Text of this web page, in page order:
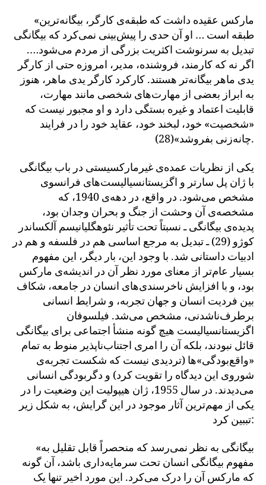
«مارکس عقیده داشت که طبقه‌ی کارگر، بیگانه‌ترین
طبقه است … او آن حدی را پیش‌بینی نمی‌کرد که بیگانگی
تبدیل به سرنوشت اکثریت بزرگی از مردم می‌شود….
اگر نه که کارمند، فروشنده، مدیر، امروزه حتی از کارگر
یدی ماهر بیگانه‌تر هستند. کارکرد کارگر یدی ماهر، هنوز
به ابراز بعضی از مهارت‌های شخصی مانند مهارت،
قابلیت اعتماد و غیره بستگی دارد و او مجبور نیست که
«شخصیت» خود، لبخند خود، عقاید خود را در فرایند
چانه‌زنی بفروشد»(28).
یکی از نظریات عمده‌ی غیرمارکسیستی در باب بیگانگی
با ژان پل سارتر و اگزیستانسیالیست‌های فرانسوی
مشخص می‌شود. در واقع، در دهه‌ی 1940، که
مشخصه‌ی آن وحشت از جنگ و بحران وجدان بود،
پدیده‌ی بیگانگی ـ نسبتاً تحت تأثیر نئوهگلیانیسم آلکساندر
کوژو (29) ـ تبدیل به مرجع اساسی هم در فلسفه و هم در
ادبیات داستانی شد. با وجود این، بار دیگر، این مفهوم
بسیار عام‌تر از معنای مورد نظر آن در اندیشه‌ی مارکس
بود، و با افزایش ناخرسندی‌های انسان در جامعه، شکاف
بین فردیت انسان و جهان تجربه، و شرایط انسانی
برطرف‌ناشدنی، مشخص می‌شد. فیلسوفان
اگزیستانسیالیست هیچ گونه منشأ اجتماعی برای بیگانگی
قائل نبودند، بلکه آن را امری اجتناب‌ناپذیر منوط به تمام
«واقع‌بودگی»ها (تردیدی نیست که شکست تجربه‌ی
شوروی این دیدگاه را تقویت کرد) و دگربودگی انسانی
می‌دیدند. در سال 1955، ژان هیپولیت این وضعیت را در
یکی از مهم‌ترین آثار موجود در این گرایش، به شکل زیر
تببین کرد:
«بیگانگی به نظر نمی‌رسد که منحصراً قابل تقلیل به
مفهوم بیگانگی انسان تحت سرمایه‌داری باشد، آن گونه
که مارکس آن را درک می‌کرد. این مورد اخیر تنها یک